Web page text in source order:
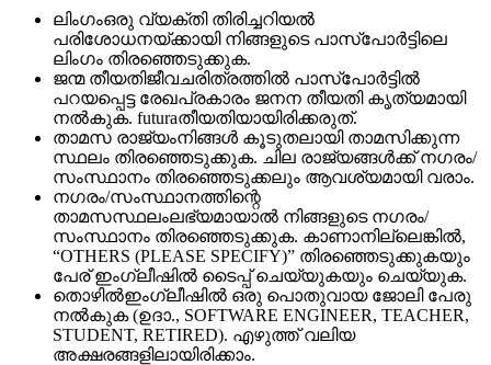
ലിംഗംഒരു വ്യക്തി തിരിച്ചറിയൽ
പരിശോധനയ്ക്കായി നിങ്ങളുടെ പാസ്പോർട്ടിലെ
ലിംഗം തിരഞ്ഞെടുക്കുക.
ജന്മ തീയതിജീവചരിത്രത്തിൽ പാസ്‌പോർട്ടിൽ
പറയപ്പെട്ട രേഖപ്രകാരം ജനന തീയതി കൃത്യമായി
നൽകുക. futuraതീയതിയായിരിക്കരുത്.
താമസ രാജ്യംനിങ്ങൾ കൂടുതലായി താമസിക്കുന്ന
സ്ഥലം തിരഞ്ഞെടുക്കുക. ചില രാജ്യങ്ങൾക്ക് നഗരം/
സംസ്ഥാനം തിരഞ്ഞെടുക്കലും ആവശ്യമായി വരാം.
നഗരം/സംസ്ഥാനത്തിന്റെ
താമസസ്ഥലംലഭ്യമായാൽ നിങ്ങളുടെ നഗരം/
സംസ്ഥാനം തിരഞ്ഞെടുക്കുക. കാണാനില്ലെങ്കിൽ,
“OTHERS (PLEASE SPECIFY)” തിരഞ്ഞെടുക്കുകയും
പേര് ഇംഗ്ലീഷിൽ ടൈപ്പ് ചെയ്യുകയും ചെയ്യുക.
തൊഴിൽഇംഗ്ലീഷിൽ ഒരു പൊതുവായ ജോലി പേരു
നൽകുക (ഉദാ., SOFTWARE ENGINEER, TEACHER,
STUDENT, RETIRED). എഴുത്ത് വലിയ
അക്ഷരങ്ങളിലായിരിക്കാം.